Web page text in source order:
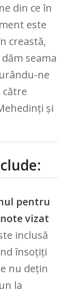
din ce în
este
creastă,
seama
ne
către
și
pentru
vizat
inclusă
însoțiți
nu dețin
la